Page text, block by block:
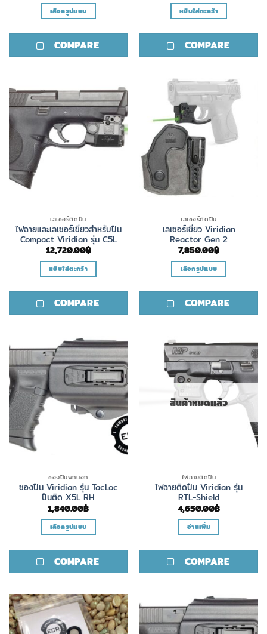
เลือกรูปแบบ
product
has
The
options
may
be
chosen
on
COMPARE
หยิบใส่ตะกร้า
COMPARE
เลเซอร์ติดปืน
ไฟฉายและเลเซอร์เขียวสำหรับปืน
Compact Viridian รุ่น C5L
12,720.00฿
หยิบใส่ตะกร้า
COMPARE
เลเซอร์ติดปืน
เลเซอร์เขียว Viridian
Reactor Gen 2
7,850.00฿
เลือกรูปแบบ
product
has
The
options
may
be
chosen
on
COMPARE
ซองปืนพกนอก
ซองปืน Viridian รุ่น TacLoc
ปืนติด X5L RH
1,840.00฿
เลือกรูปแบบ
product
has
variants.
The
options
may
COMPARE
สินค้าหมดแล้ว
ไฟฉายติดปืน
ไฟฉายติดปืน Viridian รุ่น
RTL-Shield
4,650.00฿
อ่านเพิ่ม
COMPARE